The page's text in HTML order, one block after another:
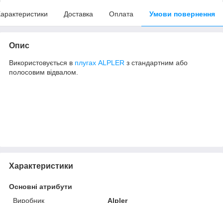
Доставка Оплата Умови повернення
Опис
Використовується в плугах ALPLER з стандартним або
полосовим відвалом.
Характеристики
Основні атрибути
Виробник
Alpler